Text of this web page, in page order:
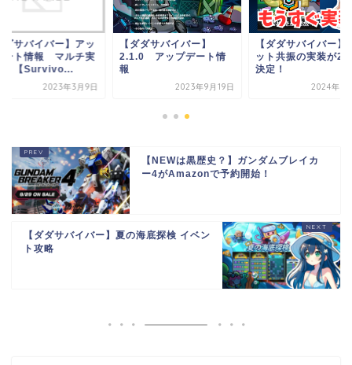
ダサバイバー】アッ
ート情報 マルチ実
！【Survivo...
2023年3月9日
【ダダサバイバー】
2.1.0 アップデート情
報
2023年9月19日
【ダダサバイバー】
ット共振の実装が20
決定！
2024年7
【NEWは黒歴史？】ガンダムブレイカ
ー4がAmazonで予約開始！
【ダダサバイバー】夏の海底探検 イベン
ト攻略